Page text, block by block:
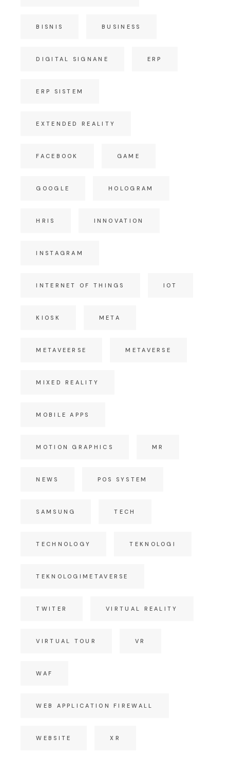
BISNIS BUSINESS
DIGITAL SIGNANE ERP
ERP SISTEM
EXTENDED REALITY
FACEBOOK GAME
GOOGLE HOLOGRAM
HRIS INNOVATION
INSTAGRAM
INTERNET OF THINGS IOT
KIOSK META
METAVEERSE METAVERSE
MIXED REALITY
MOBILE APPS
MOTION GRAPHICS MR
NEWS POS SYSTEM
SAMSUNG TECH
TECHNOLOGY TEKNOLOGI
TEKNOLOGIMETAVERSE
TWITER VIRTUAL REALITY
VIRTUAL TOUR VR
WAF
WEB APPLICATION FIREWALL
WEBSITE XR